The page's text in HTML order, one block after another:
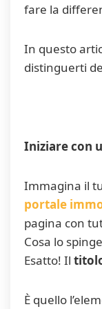
fare la
In questo
distinguerti
Iniziare con
Immagina il
portale
pagina con
Cosa lo
Esatto! Il
È quello